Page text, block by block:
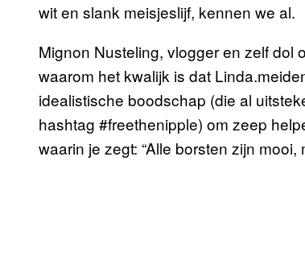
wit en slank meisjeslijf, kennen we al.
Mignon Nusteling, vlogger en zelf dol
waarom het kwalijk is dat
idealistische boodschap (die al
hashtag #freethenipple) om zeep
waarin je zegt: “Alle borsten zijn mooi,